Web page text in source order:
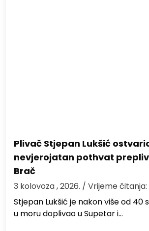
Plivač Stjepan Lukšić
nevjerojatan pothvat
Brač
3 kolovoza , 2026. / Vrijeme čitanja:
St​jepan Lukšić je nakon više od 40
u moru doplivao u Supetar i…